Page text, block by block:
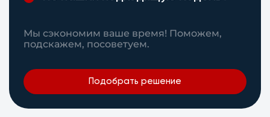
Мы сэкономим ваше время! Поможем,
подскажем, посоветуем.
Подобрать решение